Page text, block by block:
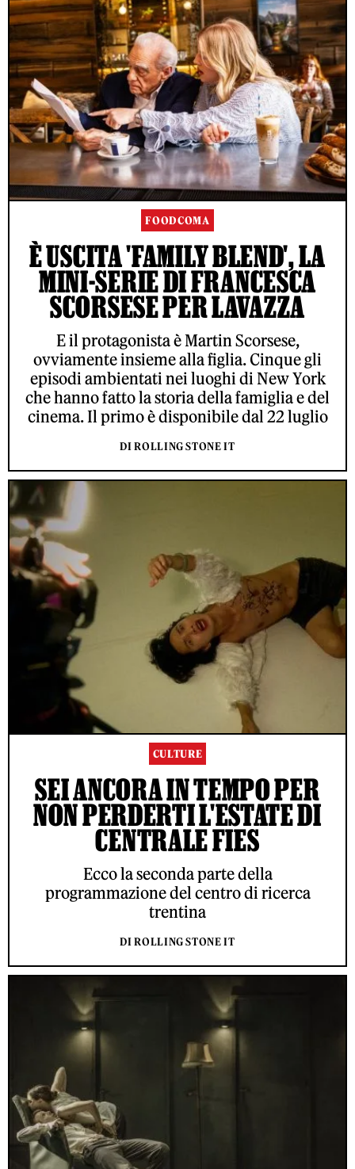
FOODCOMA
È USCITA 'FAMILY BLEND', LA
MINI-SERIE DI FRANCESCA
SCORSESE PER LAVAZZA
E il protagonista è Martin Scorsese,
ovviamente insieme alla figlia. Cinque gli
episodi ambientati nei luoghi di New York
che hanno fatto la storia della famiglia e del
cinema. Il primo è disponibile dal 22 luglio
DI ROLLING STONE IT
CULTURE
SEI ANCORA IN TEMPO PER
NON PERDERTI L'ESTATE DI
CENTRALE FIES
Ecco la seconda parte della
programmazione del centro di ricerca
trentina
DI ROLLING STONE IT